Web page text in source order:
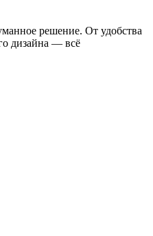
решение. От удобства
дизайна — всё